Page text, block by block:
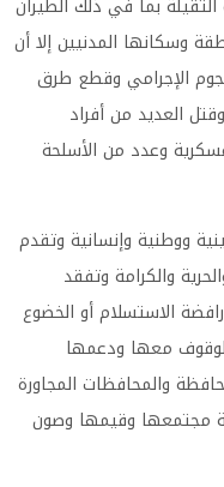
وسكانها المدنيين إلا أن
الإجرامي وقطع طرق
العديد من أفراد
وعدد من الأسلحة
ووطنية وإنسانية وتقدم
والكرامة وتفقد
الاستسلام أو الخضوع
الوقوف معها ودعمها
والمحافظات المجاورة
مجتمعها وقيمها وصون